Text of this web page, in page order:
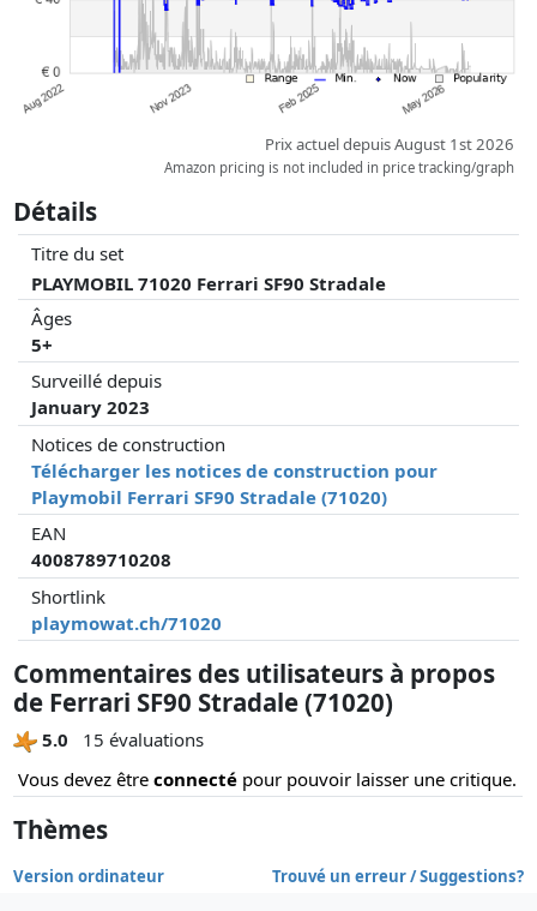
Prix actuel depuis August 1st 2026
Amazon pricing is not included in price tracking/graph
Détails
Titre du set
PLAYMOBIL 71020 Ferrari SF90 Stradale
Âges
5+
Surveillé depuis
January 2023
Notices de construction
Télécharger les notices de construction pour
Playmobil Ferrari SF90 Stradale (71020)
EAN
4008789710208
Shortlink
playmowat.ch/71020
Commentaires des utilisateurs à propos
de Ferrari SF90 Stradale (71020)
5.0
15 évaluations
Vous devez être connecté pour pouvoir laisser une critique.
Thèmes
Version ordinateur Trouvé un erreur / Suggestions?